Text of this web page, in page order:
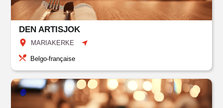
DEN ARTISJOK
MARIAKERKE
Belgo-française